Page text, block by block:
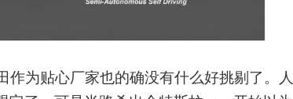
为贴心厂家也的确没有什么好挑剔了。人